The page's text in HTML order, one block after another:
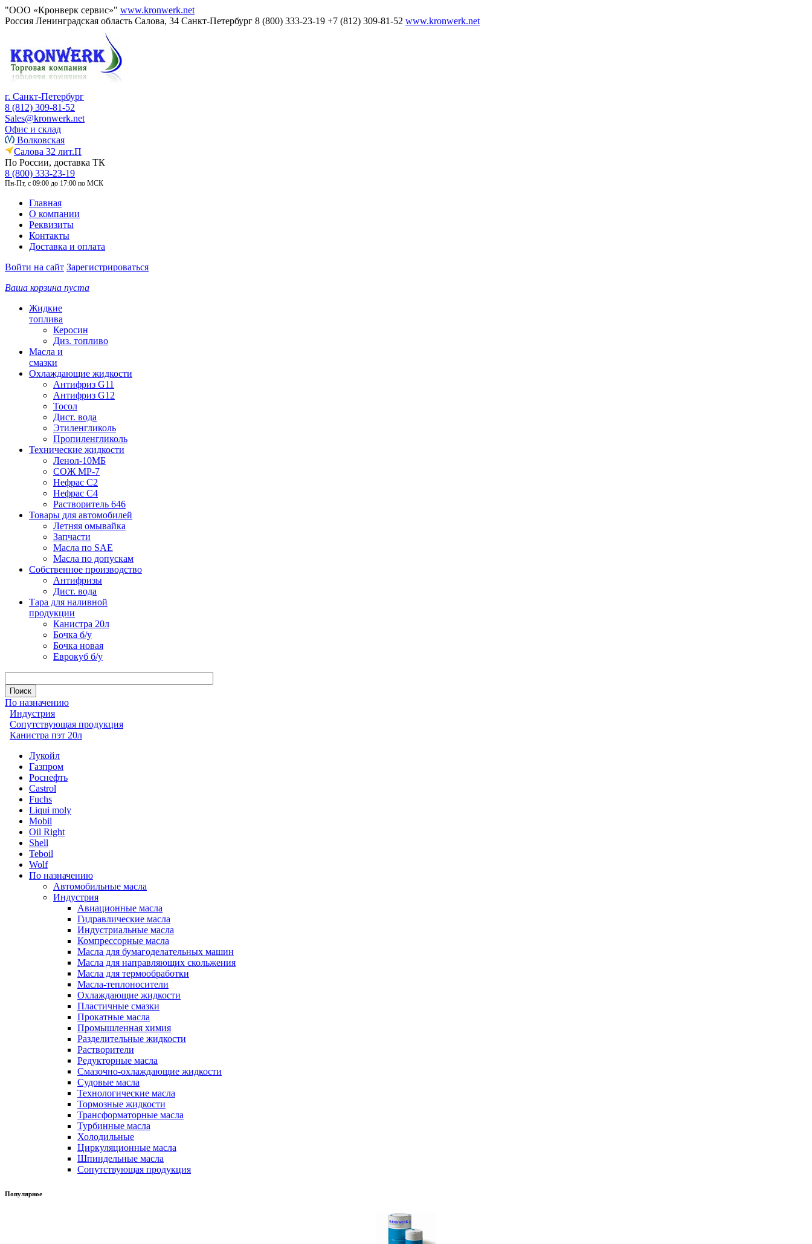
"ООО «Кронверк сервис»" www.kronwerk.net
Россия Ленинградская область Салова, 34 Санкт-Петербург 8 (800) 333-23-19 +7 (812) 309-81-52 www.kronwerk.net
г. Санкт-Петербург
8 (812) 309-81-52
Sales@kronwerk.net
Офис и склад
Волковская
Салова 32 лит.П
По России, доставка ТК
8 (800) 333-23-19
Пн-Пт, с 09:00 до 17:00 по МСК
Главная
О компании
Реквизиты
Контакты
Доставка и оплата
Войти на сайт Зарегистрироваться
Ваша корзина пуста
Жидкие
топлива
Керосин
Диз. топливо
Масла и
смазки
Охлаждающие жидкости
Антифриз G11
Антифриз G12
Тосол
Дист. вода
Этиленгликоль
Пропиленгликоль
Технические жидкости
Ленол-10МБ
СОЖ МР-7
Нефрас С2
Нефрас С4
Растворитель 646
Товары для автомобилей
Летняя омывайка
Запчасти
Масла по SAE
Масла по допускам
Собственное производство
Антифризы
Дист. вода
Тара для наливной
продукции
Канистра 20л
Бочка б/у
Бочка новая
Еврокуб б/у
По назначению
Индустрия
Сопутствующая продукция
Канистра пэт 20л
Лукойл
Газпром
Роснефть
Castrol
Fuchs
Liqui moly
Mobil
Oil Right
Shell
Teboil
Wolf
По назначению
Автомобильные масла
Индустрия
Авиационные масла
Гидравлические масла
Индустриальные масла
Компрессорные масла
Масла для бумагоделательных машин
Масла для направляющих скольжения
Масла для термообработки
Масла-теплоносители
Охлаждающие жидкости
Пластичные смазки
Прокатные масла
Промышленная химия
Разделительные жидкости
Растворители
Редукторные масла
Смазочно-охлаждающие жидкости
Судовые масла
Технологические масла
Тормозные жидкости
Трансформаторные масла
Турбинные масла
Холодильные
Циркуляционные масла
Шпиндельные масла
Сопутствующая продукция
Популярное